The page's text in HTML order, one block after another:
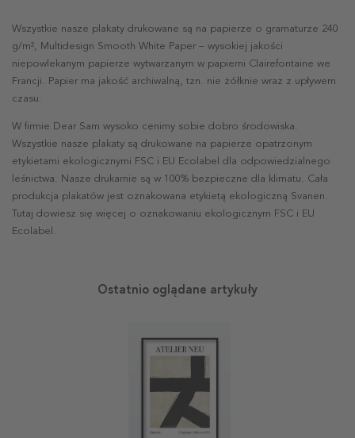
Wszystkie nasze plakaty drukowane są na papierze o gramaturze 240
g/m², Multidesign Smooth White Paper – wysokiej jakości
niepowlekanym papierze wytwarzanym w papierni Clairefontaine we
Francji. Papier ma jakość archiwalną, tzn. nie żółknie wraz z upływem
czasu.
W firmie Dear Sam wysoko cenimy sobie dobro środowiska.
Wszystkie nasze plakaty są drukowane na papierze opatrzonym
etykietami ekologicznymi FSC i EU Ecolabel dla odpowiedzialnego
leśnictwa. Nasze drukarnie są w 100% bezpieczne dla klimatu. Cała
produkcja plakatów jest oznakowana etykietą ekologiczną Svanen.
Tutaj dowiesz się więcej o oznakowaniu ekologicznym FSC i EU
Ecolabel.
Ostatnio oglądane artykuły